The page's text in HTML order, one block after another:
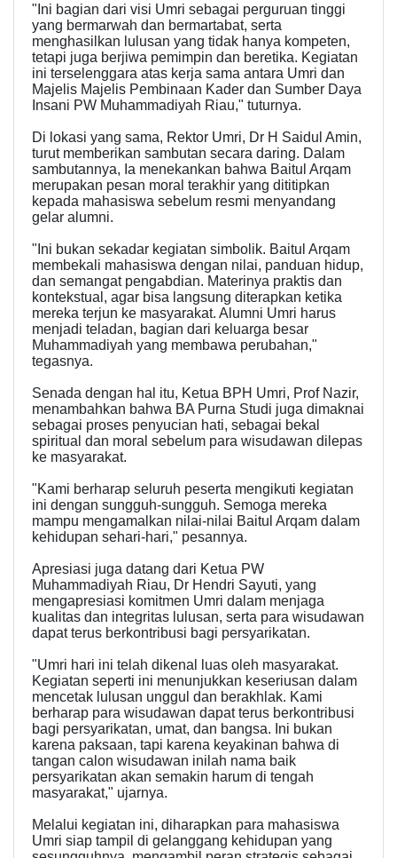
"Ini bagian dari visi Umri sebagai perguruan tinggi
yang bermarwah dan bermartabat, serta
menghasilkan lulusan yang tidak hanya kompeten,
tetapi juga berjiwa pemimpin dan beretika. Kegiatan
ini terselenggara atas kerja sama antara Umri dan
Majelis Majelis Pembinaan Kader dan Sumber Daya
Insani PW Muhammadiyah Riau," tuturnya.
Di lokasi yang sama, Rektor Umri, Dr H Saidul Amin,
turut memberikan sambutan secara daring. Dalam
sambutannya, Ia menekankan bahwa Baitul Arqam
merupakan pesan moral terakhir yang dititipkan
kepada mahasiswa sebelum resmi menyandang
gelar alumni.
"Ini bukan sekadar kegiatan simbolik. Baitul Arqam
membekali mahasiswa dengan nilai, panduan hidup,
dan semangat pengabdian. Materinya praktis dan
kontekstual, agar bisa langsung diterapkan ketika
mereka terjun ke masyarakat. Alumni Umri harus
menjadi teladan, bagian dari keluarga besar
Muhammadiyah yang membawa perubahan,"
tegasnya.
Senada dengan hal itu, Ketua BPH Umri, Prof Nazir,
menambahkan bahwa BA Purna Studi juga dimaknai
sebagai proses penyucian hati, sebagai bekal
spiritual dan moral sebelum para wisudawan dilepas
ke masyarakat.
"Kami berharap seluruh peserta mengikuti kegiatan
ini dengan sungguh-sungguh. Semoga mereka
mampu mengamalkan nilai-nilai Baitul Arqam dalam
kehidupan sehari-hari," pesannya.
Apresiasi juga datang dari Ketua PW
Muhammadiyah Riau, Dr Hendri Sayuti, yang
mengapresiasi komitmen Umri dalam menjaga
kualitas dan integritas lulusan, serta para wisudawan
dapat terus berkontribusi bagi persyarikatan.
"Umri hari ini telah dikenal luas oleh masyarakat.
Kegiatan seperti ini menunjukkan keseriusan dalam
mencetak lulusan unggul dan berakhlak. Kami
berharap para wisudawan dapat terus berkontribusi
bagi persyarikatan, umat, dan bangsa. Ini bukan
karena paksaan, tapi karena keyakinan bahwa di
tangan calon wisudawan inilah nama baik
persyarikatan akan semakin harum di tengah
masyarakat," ujarnya.
Melalui kegiatan ini, diharapkan para mahasiswa
Umri siap tampil di gelanggang kehidupan yang